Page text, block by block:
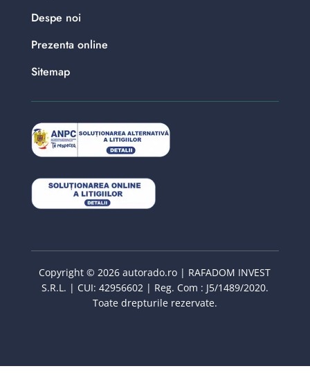
Despe noi
Prezenta online
Sitemap
Copyright © 2026 autorado.ro | RAFADOM INVEST
S.R.L. | CUI: 42956602 | Reg. Com : J5/1489/2020.
Toate drepturile rezervate.